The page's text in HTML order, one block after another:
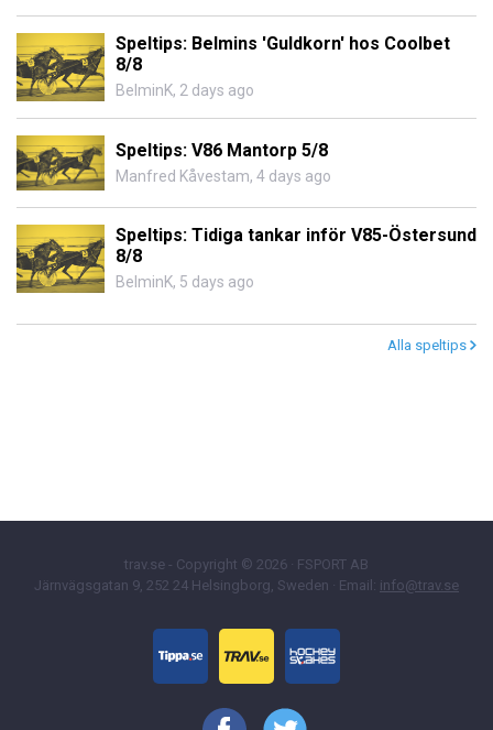
Speltips: Belmins 'Guldkorn' hos Coolbet
8/8
BelminK, 2 days ago
Speltips: V86 Mantorp 5/8
Manfred Kåvestam, 4 days ago
Speltips: Tidiga tankar inför V85-Östersund
8/8
BelminK, 5 days ago
Alla speltips
trav.se - Copyright © 2026 · FSPORT AB
Järnvägsgatan 9, 252 24 Helsingborg, Sweden · Email: info@trav.se